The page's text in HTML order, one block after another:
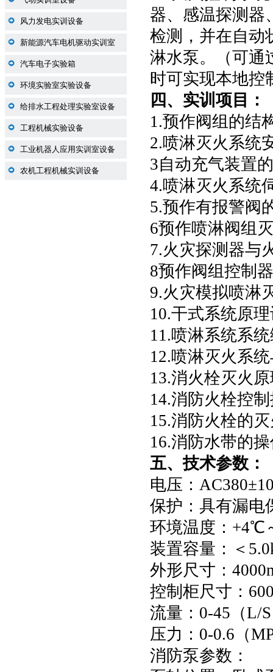
风力发电实训设备
新能源汽车电机驱动实训室
汽车电子实验箱
环境实验室实验设备
给排水工程处理实验室设备
工程机械实验设备
工业机器人应用实训室设备
农机工程机械实训设备
器、感温探测器
检测，并在自动
淋水泵。（可通
时可实现本地控
四、 实训项目：
1.预作阀组的结
2.喷淋灭火系统
3自动充气装置
4.喷淋灭火系统
5.预作有报警阀
6预作喷淋阀组
7.火灾探测器与
8预作阀组控制
9.火灾模拟喷淋
10.干式系统原
11.喷淋系统系
12.喷淋灭火系
13.消火栓灭火
14.消防火栓控
15.消防火栓的
16.消防水带的
五、技术参数：
电压：
保护：具有漏电
环境温度：
装置容量：＜
外形尺寸：
控制柜尺寸：
流量：0-45（L/
压力：0-0.6（
消防泵参数：